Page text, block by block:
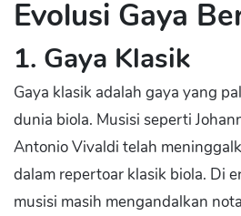
Evolusi Gaya
1. Gaya Klasik
Gaya klasik adalah gaya yang
dunia biola. Musisi seperti
Antonio Vivaldi telah
dalam repertoar klasik biola. Di
musisi masih mengandalkan